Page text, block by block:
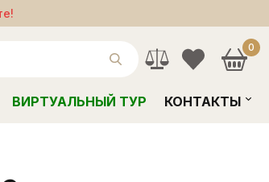
0
ВИРТУАЛЬНЫЙ ТУР КОНТАКТЫ